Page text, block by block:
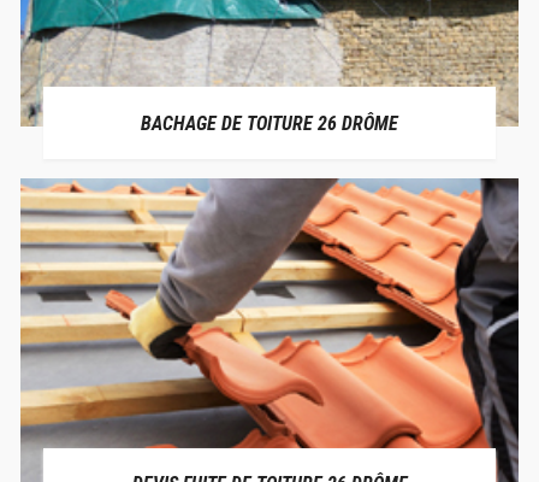
BACHAGE DE TOITURE 26 DRÔME